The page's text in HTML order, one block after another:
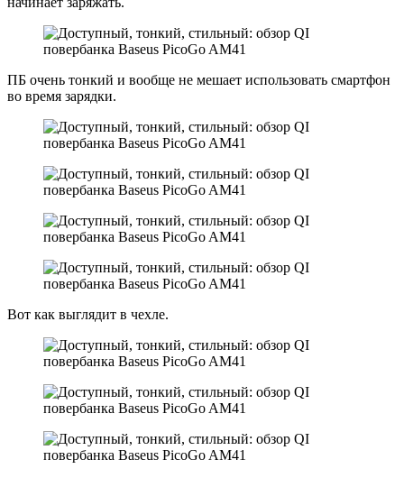
ПБ очень тонкий и вообще не мешает использовать смартфон
во время зарядки.
Вот как выглядит в чехле.